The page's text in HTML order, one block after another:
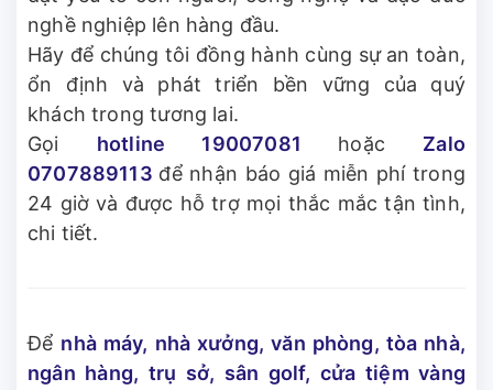
nghề nghiệp lên hàng đầu.
Hãy để chúng tôi đồng hành cùng sự an toàn,
ổn định và phát triển bền vững của quý
khách trong tương lai.
Gọi hotline 19007081 hoặc Zalo
0707889113 để nhận báo giá miễn phí trong
24 giờ và được hỗ trợ mọi thắc mắc tận tình,
chi tiết.
Để nhà máy, nhà xưởng, văn phòng, tòa nhà,
ngân hàng, trụ sở, sân golf, cửa tiệm vàng